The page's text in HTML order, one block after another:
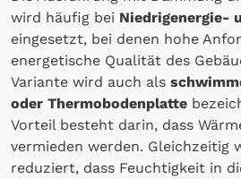
wird häufig bei Niedrigenergie-
eingesetzt, bei denen hohe
energetische Qualität des
Variante wird auch als
oder Thermobodenplatte
Vorteil besteht darin, dass
vermieden werden. Gleichzeitig
reduziert, dass Feuchtigkeit in